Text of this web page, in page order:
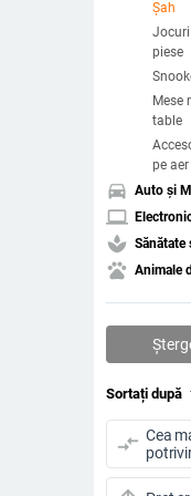
Şah
Jocuri
piese
Mese
table
pe aer
directions_car Auto și
laptop
spa Sănătate
pets Animale
Sortați după
compare_arrows Cea